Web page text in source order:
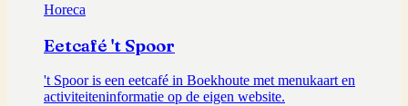
Horeca
Eetcafé 't Spoor
't Spoor is een eetcafé in Boekhoute met menukaart en
activiteiteninformatie op de eigen website.